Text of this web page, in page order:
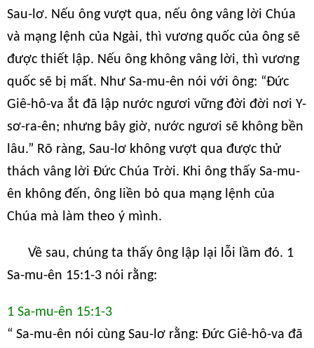
Sau-lơ. Nếu ông vượt qua, nếu ông vâng lời Chúa
và mạng lệnh của Ngài, thì vương quốc của ông sẽ
được thiết lập. Nếu ông không vâng lời, thì vương
quốc sẽ bị mất. Như Sa-mu-ên nói với ông: “Đức
Giê-hô-va ắt đã lập nước ngươi vững đời đời nơi Y-
sơ-ra-ên; nhưng bây giờ, nước ngươi sẽ không bền
lâu.” Rõ ràng, Sau-lơ không vượt qua được thử
thách vâng lời Đức Chúa Trời. Khi ông thấy Sa-mu-
ên không đến, ông liền bỏ qua mạng lệnh của
Chúa mà làm theo ý mình.
Về sau, chúng ta thấy ông lập lại lỗi lầm đó. 1
Sa-mu-ên 15:1-3 nói rằng:
1 Sa-mu-ên 15:1-3
“ Sa-mu-ên nói cùng Sau-lơ rằng: Đức Giê-hô-va đã